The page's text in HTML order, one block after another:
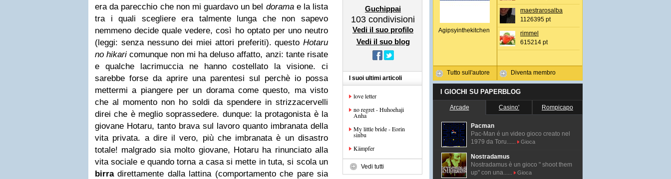
era da parecchio che non mi guardavo un bel doramae la lista
tra i quali scegliere era talmente lunga che non sapevo
nemmeno decide quale vedere, così ho optato per uno neutro
(leggi: senza nessuno dei miei attori preferiti). questo Hotaru
no hikari comunque non mi ha deluso affatto, anzi: tante risate
e qualche lacrimuccia ne hanno costellato la visione. ci
sarebbe forse da aprire una parentesi sul perchè io possa
mettermi a piangere per un dorama come questo, ma visto
che al momento non ho soldi da spendere in strizzacervelli
direi che è meglio soprassedere. dunque: la protagonista è la
giovane Hotaru, tanto brava sul lavoro quanto imbranata della
vita privata. a dire il vero, più che imbranata è un disastro
totale! malgrado sia molto giovane, Hotaru ha rinunciato alla
vita sociale e quando torna a casa si mette in tuta, si scola un
birradirettamente dalla lattina (comportamento che pare sia
Guchippai
103 condivisioni
Vedi il suo profilo
Vedi il suo blog
I suoi ultimi articoli
love letter
no regret - Huhoehaji
Anha
My little bride - Eorin
sinbu
Kämpfer
Vedi tutti
Agipsyinthekitchen
Tutto sull'autore
maestrarosalba
1126395 pt
rimmel
615214 pt
Diventa membro
I GIOCHI SU PAPERBLOG
Arcade Casino' Rompicapo
Pacman
Pac-Man é un video gioco creato nel
1979 da Toru......
Gioca
Nostradamus
Nostradamus è un gioco " shoot them
up" con una......
Gioca